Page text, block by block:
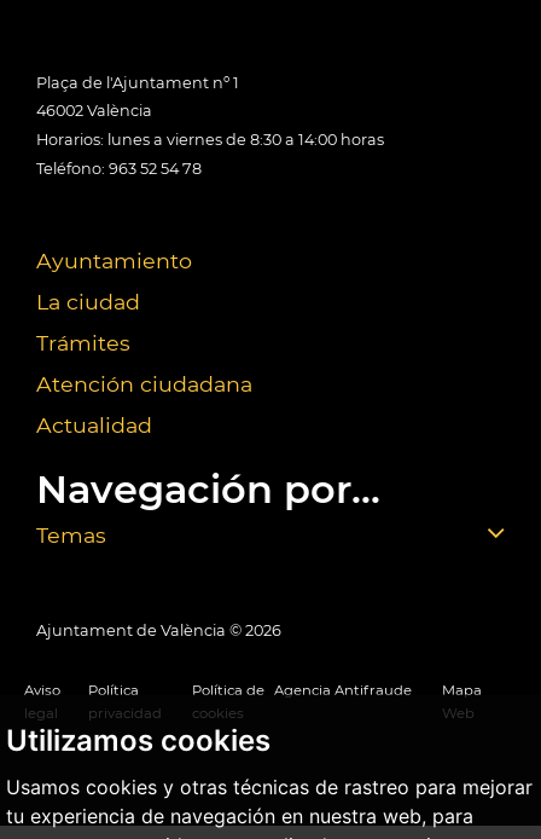
Utilizamos cookies
Usamos cookies y otras técnicas de rastreo para mejorar
tu experiencia de navegación en nuestra web, para
Plaça de l'Ajuntament nº 1
46002 València
Horarios: lunes a viernes de 8:30 a 14:00 horas
Teléfono: 963 52 54 78
Ayuntamiento
La ciudad
Trámites
Atención ciudadana
Actualidad
Navegación por...
Temas
Ajuntament de València © 2026
Aviso
legal
Política
privacidad
Política de
cookies
Agencia Antifraude
Mapa
Web